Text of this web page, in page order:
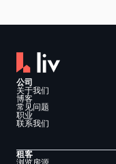
公司
关于我们
博客
常见问题
职业
联系我们
租客